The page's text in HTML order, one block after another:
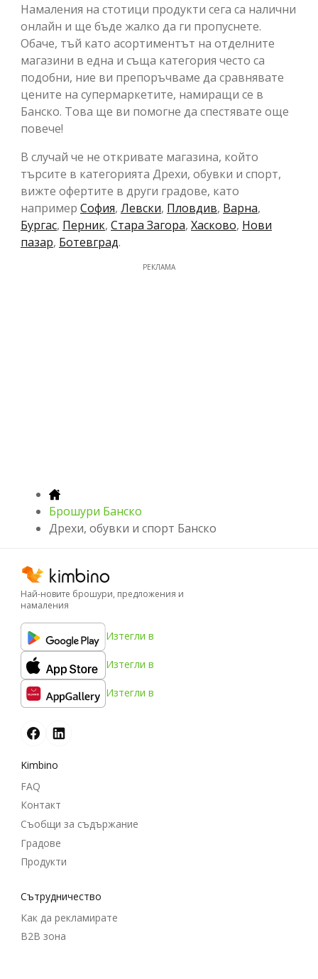
Намаления на стотици продукти сега са налични
онлайн и ще бъде жалко да ги пропуснете.
Обаче, тъй като асортиментът на отделните
магазини в една и съща категория често са
подобни, ние ви препоръчваме да сравнявате
цените на супермаркетите, намиращи се в
Банско. Това ще ви помогне да спестявате още
повече!
В случай че не откривате магазина, който
търсите в категорията Дрехи, обувки и спорт,
вижте офертите в други градове, като
например София, Левски, Пловдив, Варна,
Бургас, Перник, Стара Загора, Хасково, Нови
пазар, Ботевград.
РЕКЛАМА
Брошури Банско
Дрехи, обувки и спорт Банско
Най-новите брошури, предложения и
намаления
Изтегли в
Изтегли в
Изтегли в
Kimbino
FAQ
Контакт
Съобщи за съдържание
Градове
Продукти
Cътрудничество
Как да рекламирате
B2B зона